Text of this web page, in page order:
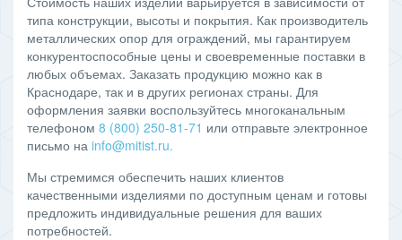
типа конструкции, высоты и покрытия. Как производитель
металлических опор для ограждений, мы гарантируем
конкурентоспособные цены и своевременные поставки в
любых объемах. Заказать продукцию можно как в
Краснодаре, так и в других регионах страны. Для
оформления заявки воспользуйтесь многоканальным
телефоном 8 (800) 250-81-71 или отправьте электронное
письмо на info@mitist.ru.
Мы стремимся обеспечить наших клиентов
качественными изделиями по доступным ценам и готовы
предложить индивидуальные решения для ваших
потребностей.